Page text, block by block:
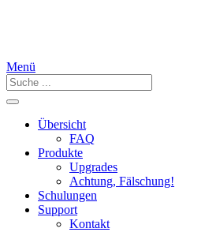
Menü
Übersicht
FAQ
Produkte
Upgrades
Achtung, Fälschung!
Schulungen
Support
Kontakt